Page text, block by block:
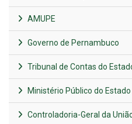
AMUPE
Governo de Pernambuco
Tribunal de Contas do
Ministério Público do
Controladoria-Geral da